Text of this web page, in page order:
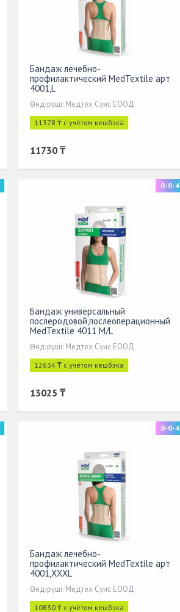
Бандаж лечебно-
профилактический МеdTextile арт
4001,L
Өндіруші: Медтех Суис ЕООД
11378 ₸ с учётом кешбэка
11730 ₸
0-0-4
Бандаж универсальный
послеродовой,послеоперационный
MedTextile 4011 M/L
Өндіруші: Медтех Суис ЕООД
12634 ₸ с учётом кешбэка
13025 ₸
0-0-4
Бандаж лечебно-
профилактический МеdTextile арт
4001,XXXL
Өндіруші: Медтех Суис ЕООД
10830 ₸ с учётом кешбэка